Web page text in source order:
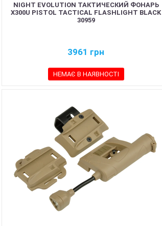
NIGHT EVOLUTION ТАКТИЧЕСКИЙ ФОНАРЬ
X300U PISTOL TACTICAL FLASHLIGHT BLACK
30959
3961 грн
НЕМАЄ В НАЯВНОСТІ